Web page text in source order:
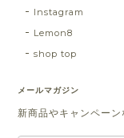
Instagram
Lemon8
shop top
メールマガジン
新商品やキャンペーン